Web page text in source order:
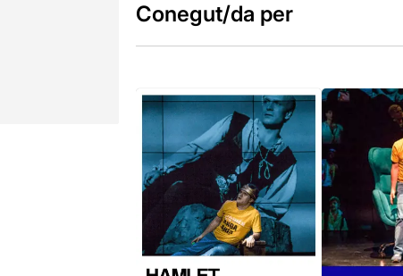
Conegut/da per